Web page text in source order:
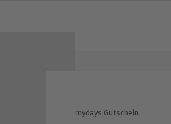
mydays Gutschein